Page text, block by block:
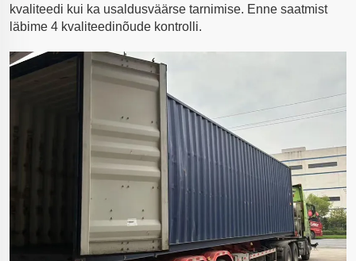
kvaliteedi kui ka usaldusväärse tarnimise. Enne saatmist
läbime 4 kvaliteedinõude kontrolli.